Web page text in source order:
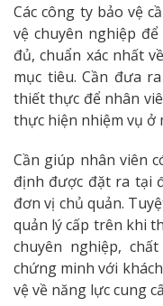
Các công ty bảo vệ
vệ chuyên nghiệp
đủ, chuẩn xác nhất
mục tiêu. Cần đưa
thiết thực để nhân
thực hiện nhiệm vụ
Cần giúp nhân viên
định được đặt ra tại
đơn vị chủ quản.
quản lý cấp trên khi
chuyên nghiệp,
chứng minh với
vệ về năng lực cung